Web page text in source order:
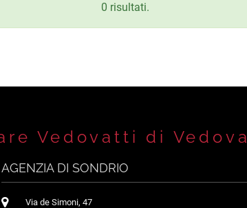
0 risultati.
Vedovatti di
AGENZIA DI SONDRIO
Via de Simoni, 47